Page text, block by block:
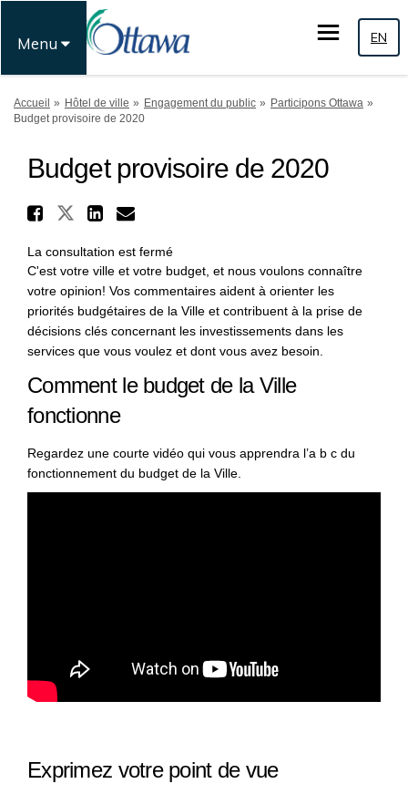
Menu EN
Vous êtes ici:
Accueil Hôtel de ville Engagement du public
Participons Ottawa
Budget provisoire de 2020
Budget provisoire de 2020
Partager Budget provisoire de
Partager Budget provisoire
Partager Budget
Courriel Budget
La consultation est fermé
C'est votre ville et votre budget, et nous voulons connaître
votre opinion! Vos commentaires aident à orienter les
priorités budgétaires de la Ville et contribuent à la prise de
décisions clés concernant les investissements dans les
services que vous voulez et dont vous avez besoin.
Comment le budget de la Ville
fonctionne
Regardez une courte vidéo qui vous apprendra l’a b c du
fonctionnement du budget de la Ville.
Exprimez votre point de vue